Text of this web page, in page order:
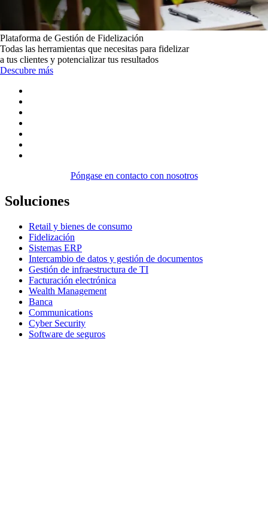
Plataforma de Gestión de Fidelización
Todas las herramientas que necesitas para fidelizar
a tus clientes y potencializar tus resultados
Descubre más
Póngase en contacto con nosotros
Soluciones
Retail y bienes de consumo
Fidelización
Sistemas ERP
Intercambio de datos y gestión de documentos
Gestión de infraestructura de TI
Facturación electrónica
Wealth Management
Banca
Communications
Cyber Security
Software de seguros